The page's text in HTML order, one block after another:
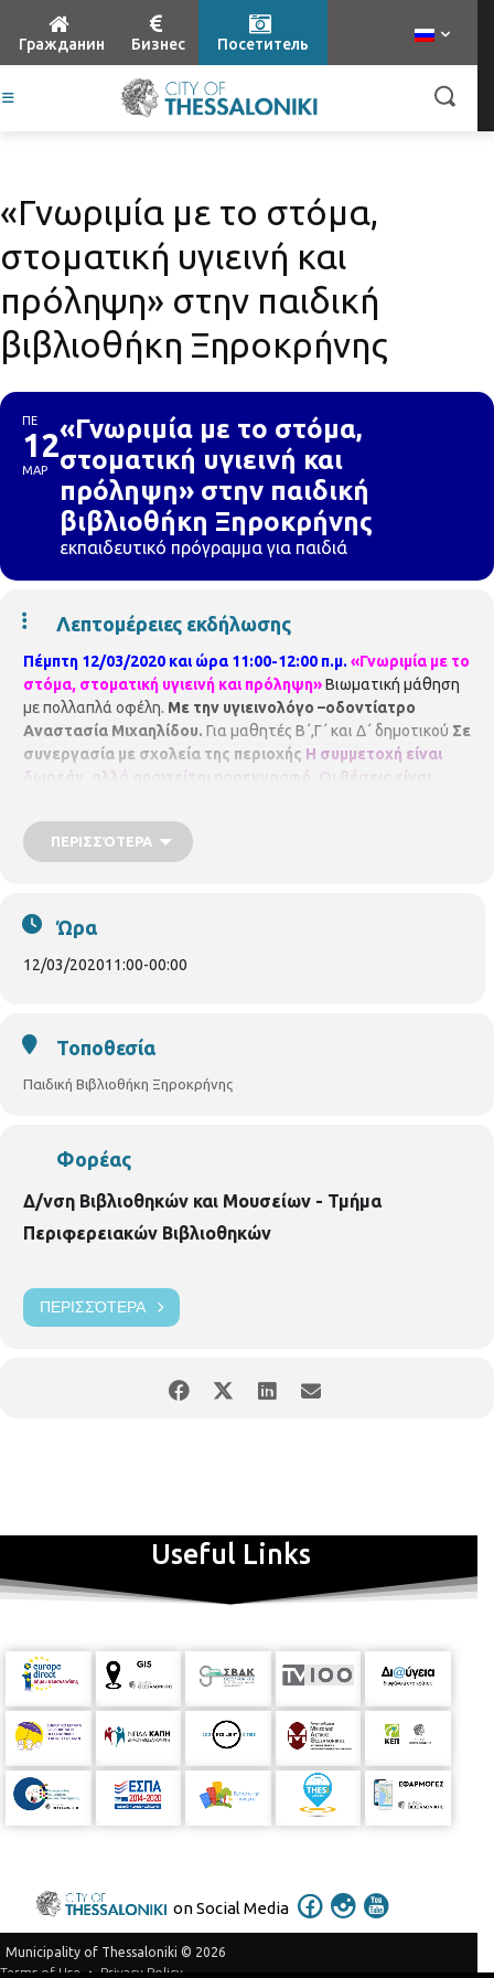
Гражданин Бизнес Посетитель
«Γνωριμία με το στόμα,
στοματική υγιεινή και
πρόληψη» στην παιδική
βιβλιοθήκη Ξηροκρήνης
ΠΕ
12
ΜΑΡ
«Γνωριμία με το στόμα,
στοματική υγιεινή και
πρόληψη» στην παιδική
βιβλιοθήκη Ξηροκρήνης
εκπαιδευτικό πρόγραμμα για παιδιά
Λεπτομέρειες εκδήλωσης
Πέμπτη 12/03/2020 και ώρα 11:00-12:00 π.μ. «Γνωριμία με το
στόμα, στοματική υγιεινή και πρόληψη»Βιωματική μάθηση
με πολλαπλά οφέλη. Με την υγιεινολόγο –οδοντίατρο
Αναστασία Μιχαηλίδου. Για μαθητές Β΄,Γ΄ και Δ΄ δημοτικού Σε
συνεργασία με σχολεία της περιοχής Η συμμετοχή είναι
δωρεάν, αλλά απαιτείται προεγγραφή.
Οι θέσεις είναι
προτεραιότητας, ενώ θα υπάρξει λίστα αναμονής σε
περίπτωση υπεράριθμων εγγραφών.
ΠΕΡΙΣΣΌΤΕΡΑ
Ώρα
12/03/202011:00-00:00
Τοποθεσία
Παιδική Βιβλιοθήκη Ξηροκρήνης
Φορέας
Δ/νση Βιβλιοθηκών και Μουσείων - Τμήμα
Περιφερειακών Βιβλιοθηκών
ΠΕΡΙΣΣΌΤΕΡΑ
Useful Links
on Social Media
Municipality of Thessaloniki © 2026
Terms of Use
Privacy Policy